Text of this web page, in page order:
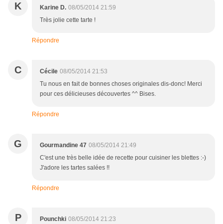
K Karine D. 08/05/2014 21:59
Très jolie cette tarte !
Répondre
C Cécile 08/05/2014 21:53
Tu nous en fait de bonnes choses originales dis-donc! Merci
pour ces délicieuses découvertes ^^ Bises.
Répondre
G Gourmandine 47 08/05/2014 21:49
C'est une très belle idée de recette pour cuisiner les blettes :-)
J'adore les tartes salées !!
Répondre
P Pounchki 08/05/2014 21:23